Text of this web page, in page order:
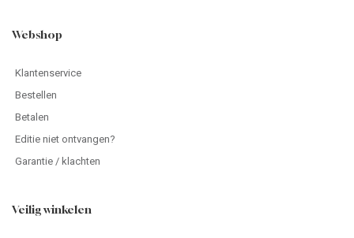
Webshop
Klantenservice
Bestellen
Betalen
Editie niet ontvangen?
Garantie / klachten
Veilig winkelen